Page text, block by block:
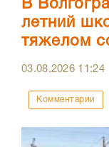
В
летний
тяжелом
03.08.2026 11:24
Комментарии